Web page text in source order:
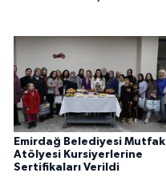
Emirdağ Belediyesi Mutfak
Atölyesi Kursiyerlerine
Sertifikaları Verildi